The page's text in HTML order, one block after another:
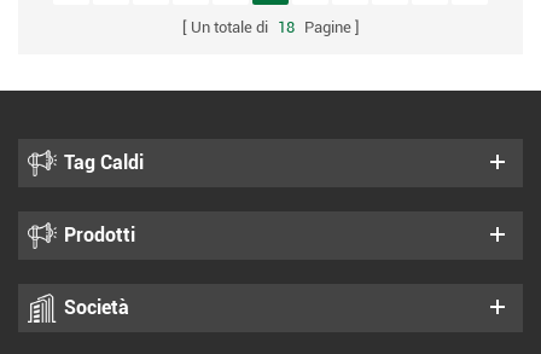
Un totale di 18 Pagine
Tag Caldi
Prodotti
Società